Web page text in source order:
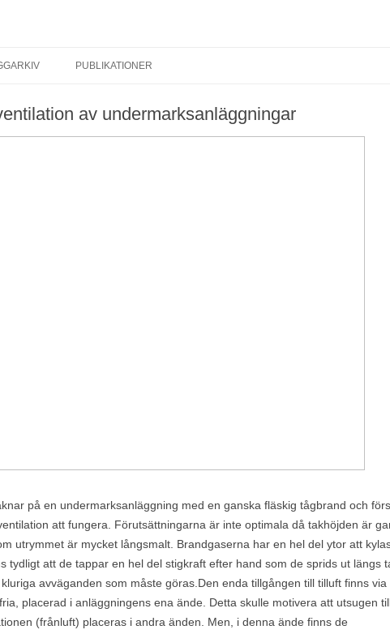
PUBLIKATIONER
av undermarksanläggningar
på en undermarksanläggning med en ganska fläskig tågbrand och
att fungera. Förutsättningarna är inte optimala då takhöjden är
utrymmet är mycket långsmalt. Brandgaserna har en hel del ytor att
tydligt att de tappar en hel del stigkraft efter hand som de sprids ut längs
avväganden som måste göras.Den enda tillgången till tilluft finns via
placerad i anläggningens ena ände. Detta skulle motivera att utsugen
(frånluft) placeras i andra änden. Men, i denna ände finns de